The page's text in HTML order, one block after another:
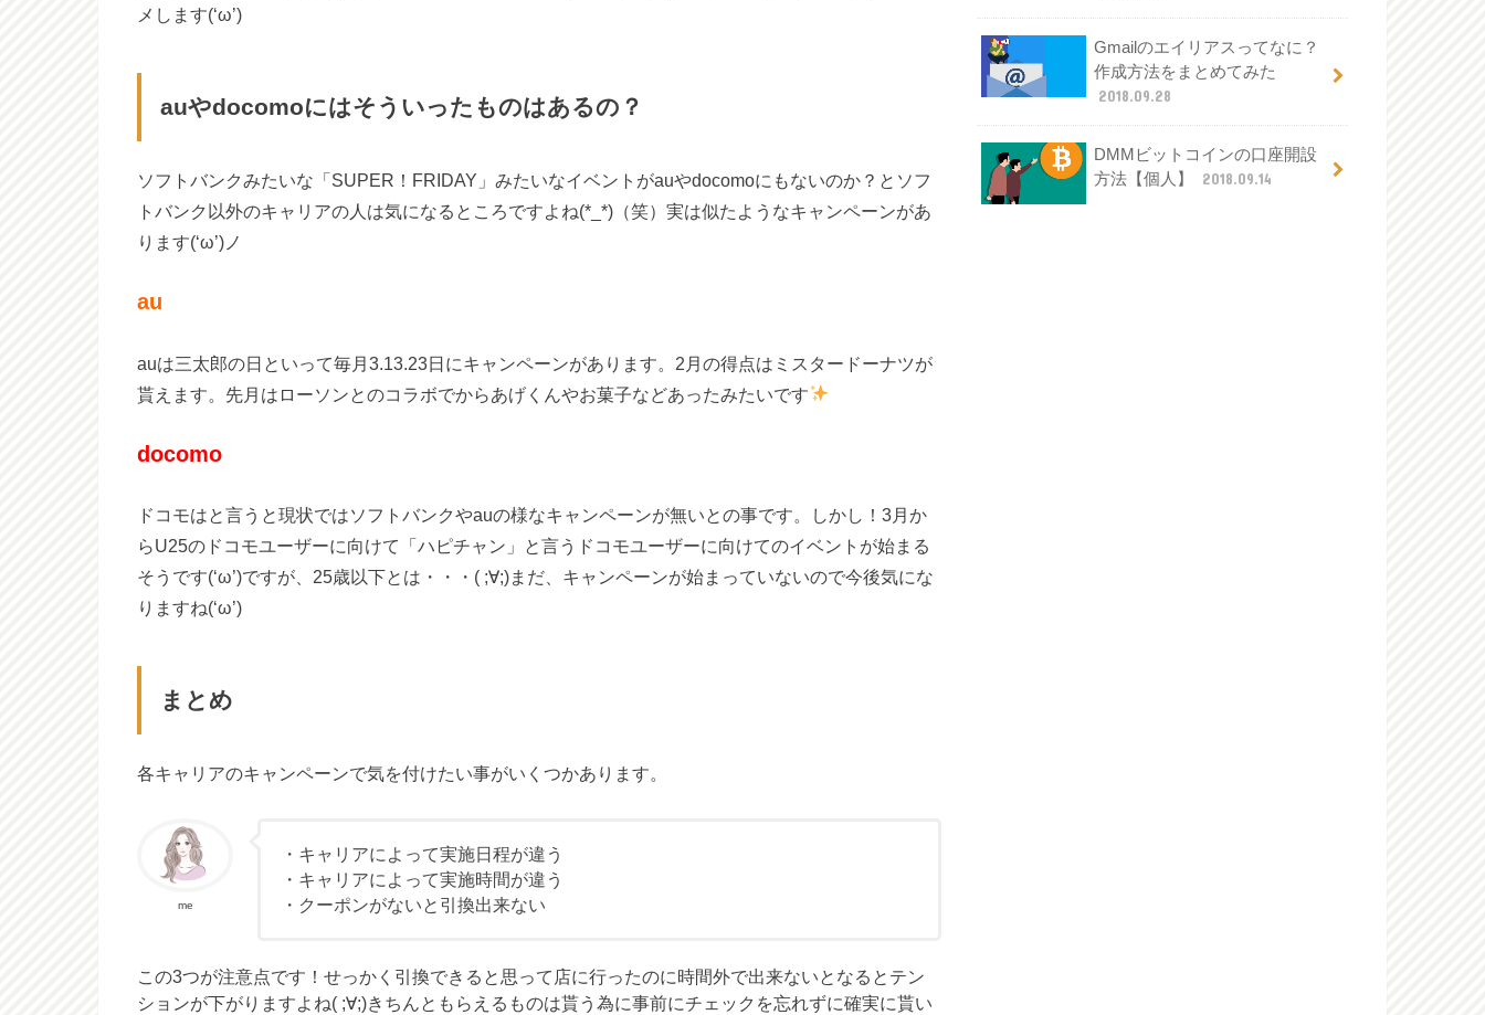
メします(‘ω’)
auやdocomoにはそういったものはあるの？
ソフトバンクみたいな「SUPER！FRIDAY」みたいなイベントがauやdocomoにもないのか？とソフ
トバンク以外のキャリアの人は気になるところですよね(*_*)（笑）実は似たようなキャンペーンがあ
ります(‘ω’)ノ
au
auは三太郎の日といって毎月3.13.23日にキャンペーンがあります。2月の得点はミスタードーナツが
貰えます。先月はローソンとのコラボでからあげくんやお菓子などあったみたいです
docomo
ドコモはと言うと現状ではソフトバンクやauの様なキャンペーンが無いとの事です。しかし！3月か
らU25のドコモユーザーに向けて「ハピチャン」と言うドコモユーザーに向けてのイベントが始まる
そうです(‘ω’)ですが、25歳以下とは・・・( ;∀;)まだ、キャンペーンが始まっていないので今後気にな
りますね(‘ω’)
まとめ
各キャリアのキャンペーンで気を付けたい事がいくつかあります。
me
・キャリアによって実施日程が違う
・キャリアによって実施時間が違う
・クーポンがないと引換出来ない
この3つが注意点です！せっかく引換できると思って店に行ったのに時間外で出来ないとなるとテン
ションが下がりますよね( ;∀;)きちんともらえるものは貰う為に事前にチェックを忘れずに確実に貰い
Gmailのエイリアスってなに？
作成方法をまとめてみた
2018.09.28
DMMビットコインの口座開設
方法【個人】
2018.09.14